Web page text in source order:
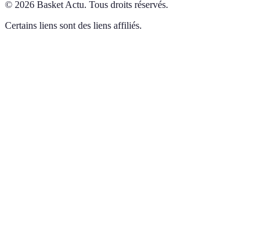
© 2026 Basket Actu. Tous droits réservés.
Certains liens sont des liens affiliés.